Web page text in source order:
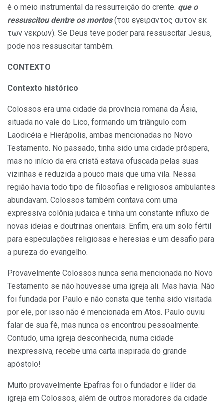
é o meio instrumental da ressurreição do crente. que o
ressuscitou dentre os mortos(του εγειραντος αυτον εκ
των νεκρων). Se Deus teve poder para ressuscitar Jesus,
pode nos ressuscitar também.
CONTEXTO
Contexto histórico
Colossos era uma cidade da província romana da Ásia,
situada no vale do Lico, formando um triângulo com
Laodicéia e Hierápolis, ambas mencionadas no Novo
Testamento. No passado, tinha sido uma cidade próspera,
mas no início da era cristã estava ofuscada pelas suas
vizinhas e reduzida a pouco mais que uma vila. Nessa
região havia todo tipo de filosofias e religiosos ambulantes
abundavam. Colossos também contava com uma
expressiva colônia judaica e tinha um constante influxo de
novas ideias e doutrinas orientais. Enfim, era um solo fértil
para especulações religiosas e heresias e um desafio para
a pureza do evangelho.
Provavelmente Colossos nunca seria mencionada no Novo
Testamento se não houvesse uma igreja ali. Mas havia. Não
foi fundada por Paulo e não consta que tenha sido visitada
por ele, por isso não é mencionada em Atos. Paulo ouviu
falar de sua fé, mas nunca os encontrou pessoalmente.
Contudo, uma igreja desconhecida, numa cidade
inexpressiva, recebe uma carta inspirada do grande
apóstolo!
Muito provavelmente Epafras foi o fundador e líder da
igreja em Colossos, além de outros moradores da cidade